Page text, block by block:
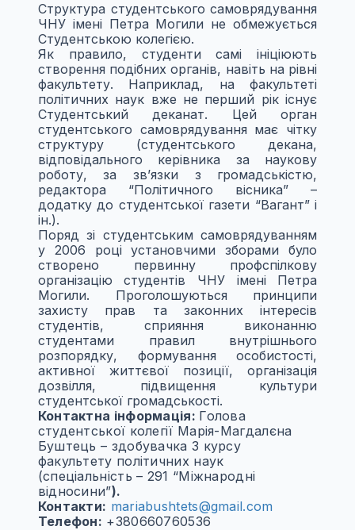
Структура студентського самоврядування
ЧНУ імені Петра Могили не обмежується
Студентською колегією.
Як правило, студенти самі ініціюють
створення подібних органів, навіть на рівні
факультету. Наприклад, на факультеті
політичних наук вже не перший рік існує
Студентський деканат. Цей орган
студентського самоврядування має чітку
структуру (студентського декана,
відповідального керівника за наукову
роботу, за зв’язки з громадськістю,
редактора “Політичного вісника” –
додатку до студентської газети “Вагант” і
ін.).
Поряд зі студентським самоврядуванням
у 2006 році установчими зборами було
створено первинну профспілкову
організацію студентів ЧНУ імені Петра
Могили. Проголошуються принципи
захисту прав та законних інтересів
студентів, сприяння виконанню
студентами правил внутрішнього
розпорядку, формування особистості,
активної життєвої позиції, організація
дозвілля, підвищення культури
студентської громадськості.
Контактна інформація: Голова
студентської колегії Марія-Магдалєна
Буштець – здобувачка 3 курсу
факультету політичних наук
(спеціальність – 291 “Міжнародні
відносини”).
Контакти: mariabushtets@gmail.com
Телефон: +380660760536